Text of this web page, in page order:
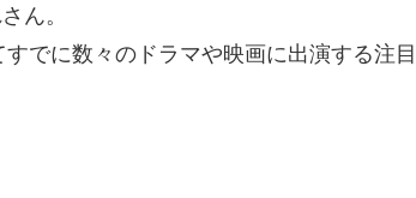
ん。
でに数々のドラマや映画に出演する注目